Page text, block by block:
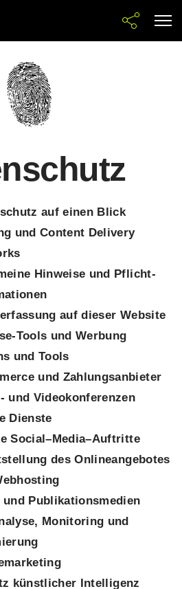
auf einen Blick
und Content Delivery
Hinweise und Pflicht­
auf dieser Website
Tools und Werbung
und Tools
und Zahlungs­anbieter
und Videokonferenzen
Dienste
Social–Media–Auftritte
des Onlineangebotes
und Publikationsmedien
Monitoring und
künstlicher Intelligenz